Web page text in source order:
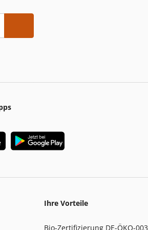
Ihre Vorteile
Bio-Zertifizierung DE-ÖKO-003